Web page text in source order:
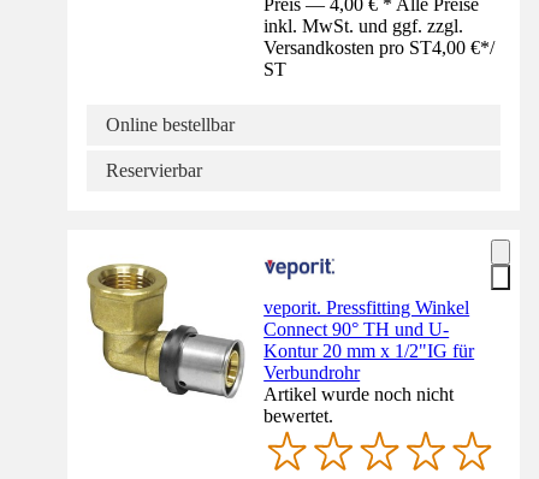
Preis — 4,00 € * Alle Preise
inkl. MwSt. und ggf. zzgl.
Versandkosten pro ST4,00 €*/
ST
Online bestellbar
Reservierbar
veporit. Pressfitting Winkel
Connect 90° TH und U-
Kontur 20 mm x 1/2"IG für
Verbundrohr
Artikel wurde noch nicht
bewertet.